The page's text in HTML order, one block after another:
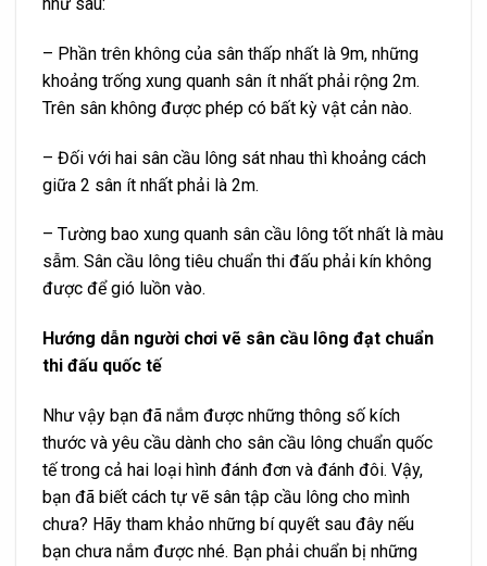
– Phần trên không của sân thấp nhất là 9m, những
khoảng trống xung quanh sân ít nhất phải rộng 2m.
Trên sân không được phép có bất kỳ vật cản nào.
– Đối với hai sân cầu lông sát nhau thì khoảng cách
giữa 2 sân ít nhất phải là 2m.
– Tường bao xung quanh sân cầu lông tốt nhất là màu
sẫm. Sân cầu lông tiêu chuẩn thi đấu phải kín không
được để gió luồn vào.
Hướng dẫn người chơi vẽ sân cầu lông đạt chuẩn
thi đấu quốc tế
Như vậy bạn đã nắm được những thông số kích
thước và yêu cầu dành cho sân cầu lông chuẩn quốc
tế trong cả hai loại hình đánh đơn và đánh đôi. Vậy,
bạn đã biết cách tự vẽ sân tập cầu lông cho mình
chưa? Hãy tham khảo những bí quyết sau đây nếu
bạn chưa nắm được nhé. Bạn phải chuẩn bị những